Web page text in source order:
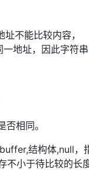
不能比较内容，
地址，因此字符
相同。
结构体,null，
不小于待比较的长